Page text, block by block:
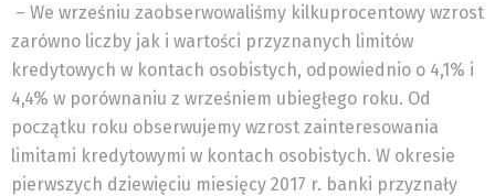
– We wrześniu zaobserwowaliśmy kilkuprocentowy wzrost
zarówno liczby jak i wartości przyznanych limitów
kredytowych w kontach osobistych, odpowiednio o 4,1% i
4,4% w porównaniu z wrześniem ubiegłego roku. Od
początku roku obserwujemy wzrost zainteresowania
limitami kredytowymi w kontach osobistych. W okresie
pierwszych dziewięciu miesięcy 2017 r. banki przyznały